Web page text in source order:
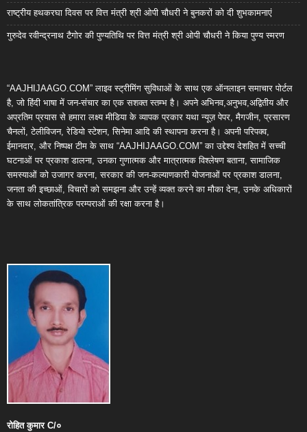
राष्ट्रीय हथकरघा दिवस पर वित्त मंत्री श्री ओपी चौधरी ने बुनकरों को दी शुभकामनाएं
गुरुदेव रवीन्द्रनाथ टैगोर की पुण्यतिथि पर वित्त मंत्री श्री ओपी चौधरी ने किया पुण्य स्मरण
“AAJHIJAAGO.COM” लाइव स्ट्रीमिंग सुविधाओं के साथ एक ऑनलाइन समाचार पोर्टल
है, जो हिंदी भाषा में जन-संचार का एक सशक्त स्तम्भ है। अपने अभिनव,अनुभव,अद्वितीय और
अप्रतिम प्रयास से हमारा लक्ष्य मीडिया के व्यापक प्रकार यथा न्यूज़ पेपर, मैगजीन, प्रसारण
चैनलों, टेलीविजन, रेडियो स्टेशन, सिनेमा आदि की स्थापना करना है। अपनी परिपक्व,
ईमानदार, और निष्पक्ष टीम के साथ “AAJHIJAAGO.COM” का उद्देश्य देशहित में सच्ची
घटनाओं पर प्रकाश डालना, उनका गुणात्मक और मात्रात्मक विश्लेषण बताना, सामाजिक
समस्याओं को उजागर करना, सरकार की जन-कल्याणकारी योजनाओं पर प्रकाश डालना,
जनता की इच्छाओं, विचारों को समझना और उन्हें व्यक्त करने का मौका देना, उनके अधिकारों
के साथ लोकतांत्रिक परम्पराओं की रक्षा करना है।
रोहित कुमारC/०